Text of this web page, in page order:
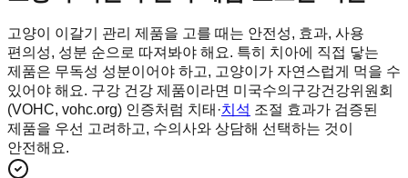
고양이 이갈기 관리 제품을 고를 때는 안전성, 효과, 사용
편의성, 성분 순으로 따져봐야 해요. 특히 치아에 직접 닿는
제품은 무독성 성분이어야 하고, 고양이가 자연스럽게 먹을 수
있어야 해요. 구강 건강 제품이라면 미국수의구강건강위원회
(VOHC, vohc.org) 인증처럼 치태·치석 조절 효과가 검증된
제품을 우선 고려하고, 수의사와 상담해 선택하는 것이
안전해요.